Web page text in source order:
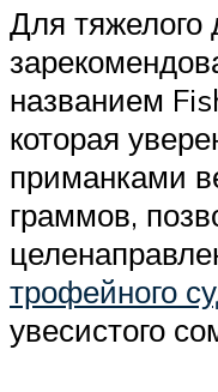
Для тяжелого
названием
которая
приманками
граммов,
трофейного
увесистого